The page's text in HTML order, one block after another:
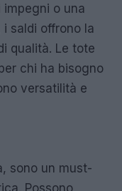
o una
saldi offrono la
qualità. Le tote
chi ha bisogno
versatilità e
sono un must-
Possono